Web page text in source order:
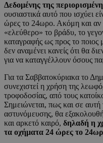
Δεδομένης της
ουσιαστικά αυτό που ισχύει
ώρες το 24ωρο. Ακόμη και αν
«ελεύθερο» το βράδυ, το
καταγραφής ως προς το ποιος
δεν αναμένει κανείς ότι θα
για να καταγγέλλουν όσους
Για τα Σαββατοκύριακα το
συνεχιστεί η χρήση της
τροφοδοσίας, από τους
Σημειώνεται, πως και σε
αστυνόμευσης, θα
και αρκετό καιρό, δηλαδή η
τα οχήματα 24 ώρες το